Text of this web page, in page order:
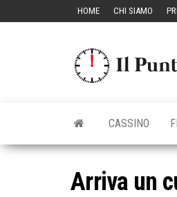
HOME CHI SIAMO
CASSINO
Arriva un